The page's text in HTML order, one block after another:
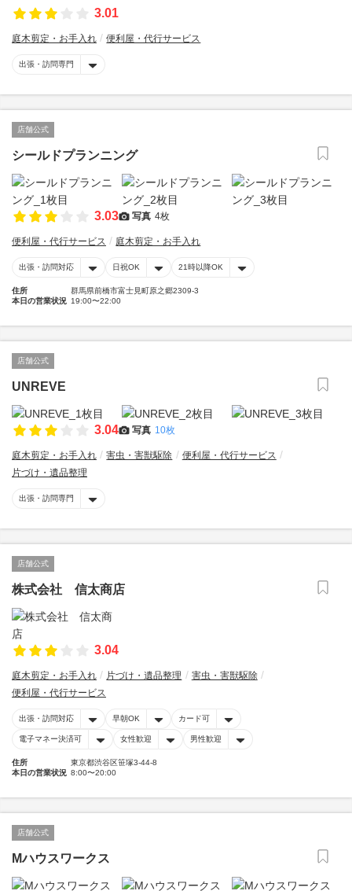
3.01
庭木剪定・お手入れ 便利屋・代行サービス
出張・訪問専門
店舗公式
シールドプランニング
3.03 写真 4枚
便利屋・代行サービス 庭木剪定・お手入れ
出張・訪問対応 日祝OK 21時以降OK
住所
群馬県前橋市富士見町原之郷2309-3
本日の営業状況 19:00〜22:00
店舗公式
UNREVE
3.04 写真 10枚
庭木剪定・お手入れ 害虫・害獣駆除
便利屋・代行サービス
片づけ・遺品整理
出張・訪問専門
店舗公式
株式会社 信太商店
3.04
庭木剪定・お手入れ 片づけ・遺品整理
害虫・害獣駆除
便利屋・代行サービス
出張・訪問対応 早朝OK カード可
電子マネー決済可 女性歓迎 男性歓迎
住所
東京都渋谷区笹塚3-44-8
本日の営業状況 8:00〜20:00
店舗公式
Mハウスワークス